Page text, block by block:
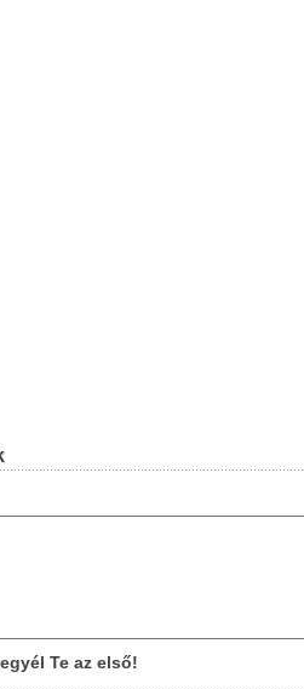
Te az első!